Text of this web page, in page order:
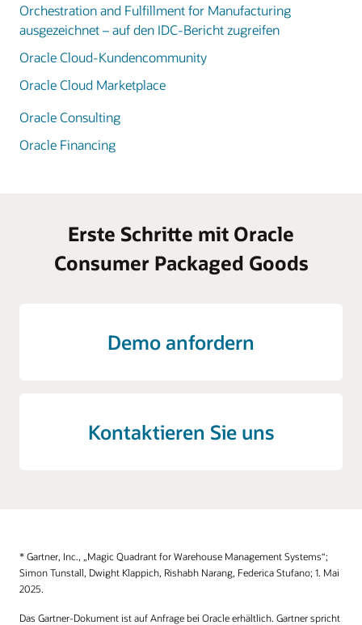
Orchestration and Fulfillment for Manufacturing
ausgezeichnet – auf den IDC-Bericht zugreifen
Oracle Cloud-Kundencommunity
Oracle Cloud Marketplace
Oracle Consulting
Oracle Financing
Erste Schritte mit Oracle
Consumer Packaged Goods
Demo anfordern
Kontaktieren Sie uns
* Gartner, Inc., „Magic Quadrant for Warehouse Management Systems“;
Simon Tunstall, Dwight Klappich, Rishabh Narang, Federica Stufano; 1. Mai
2025.
Das Gartner-Dokument ist auf Anfrage bei Oracle erhältlich. Gartner spricht